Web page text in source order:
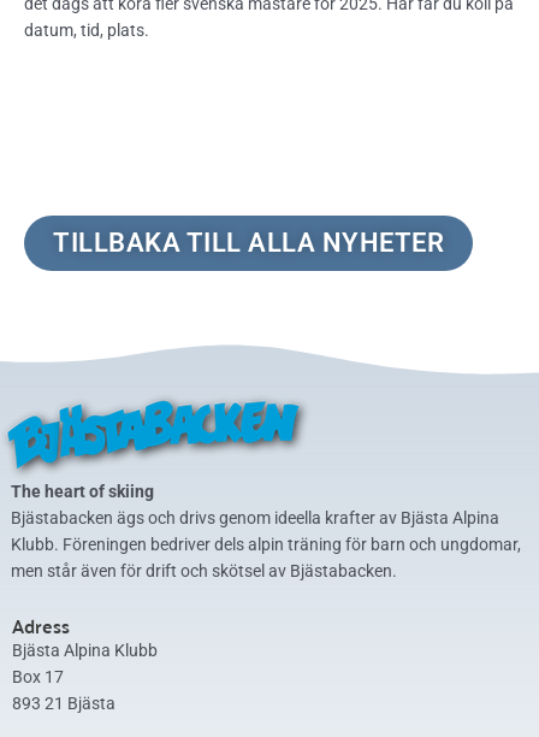
datum, tid, plats.
TILLBAKA TILL ALLA NYHETER
The heart of skiing
Bjästabacken ägs och drivs genom ideella krafter av Bjästa Alpina
Klubb. Föreningen bedriver dels alpin träning för barn och ungdomar,
men står även för drift och skötsel av Bjästabacken.
Adress
Bjästa Alpina Klubb
Box 17
893 21 Bjästa